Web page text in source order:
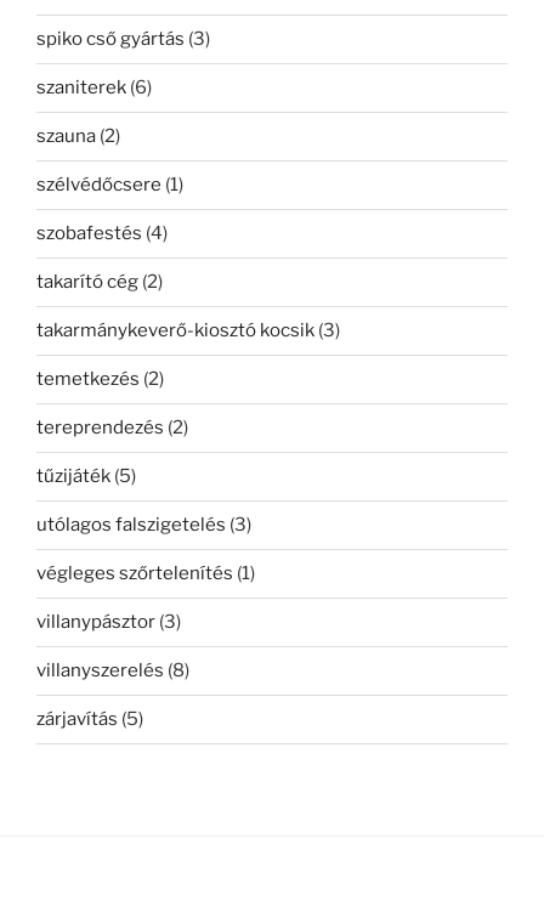
spiko cső gyártás (3)
szaniterek (6)
szauna (2)
szélvédőcsere (1)
szobafestés (4)
takarító cég (2)
takarmánykeverő-kiosztó kocsik (3)
temetkezés (2)
tereprendezés (2)
tűzijáték (5)
utólagos falszigetelés (3)
végleges szőrtelenítés (1)
villanypásztor (3)
villanyszerelés (8)
zárjavítás (5)